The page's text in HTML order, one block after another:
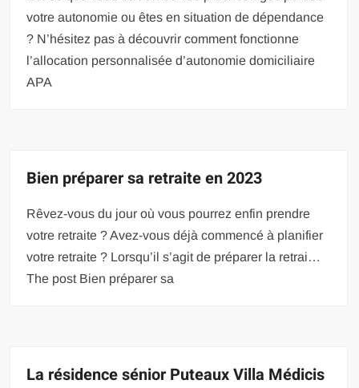
votre autonomie ou êtes en situation de dépendance
? N’hésitez pas à découvrir comment fonctionne
l’allocation personnalisée d’autonomie domiciliaire
APA
Bien préparer sa retraite en 2023
Rêvez-vous du jour où vous pourrez enfin prendre
votre retraite ? Avez-vous déjà commencé à planifier
votre retraite ? Lorsqu’il s’agit de préparer la retrai…
The post Bien préparer sa
La résidence sénior Puteaux Villa Médicis